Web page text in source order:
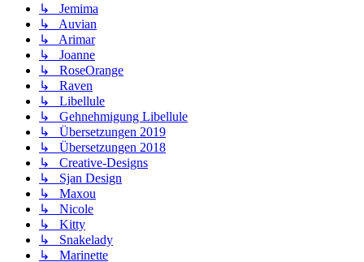
↳ Jemima
↳ Auvian
↳ Arimar
↳ Joanne
↳ RoseOrange
↳ Raven
↳ Libellule
↳ Gehnehmigung Libellule
↳ Übersetzungen 2019
↳ Übersetzungen 2018
↳ Creative-Designs
↳ Sjan Design
↳ Maxou
↳ Nicole
↳ Kitty
↳ Snakelady
↳ Marinette